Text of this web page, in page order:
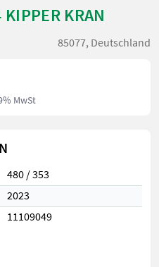
KRAN
85077, Deutschland
MwSt
480 / 353
2023
11109049